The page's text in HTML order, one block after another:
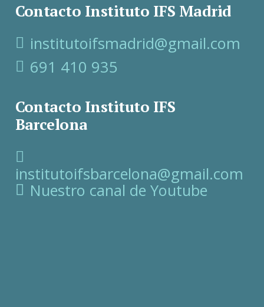
Contacto Instituto IFS Madrid
institutoifsmadrid@gmail.com
691 410 935
Contacto Instituto IFS
Barcelona
institutoifsbarcelona@gmail.com
Nuestro canal de Youtube